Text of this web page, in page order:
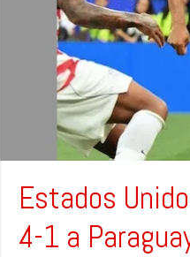
Estados
4-1 a